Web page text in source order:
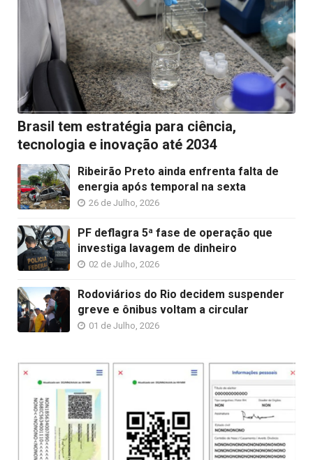
Brasil tem estratégia para ciência,
tecnologia e inovação até 2034
Ribeirão Preto ainda enfrenta falta de
energia após temporal na sexta
26 de Julho, 2026
PF deflagra 5ª fase de operação que
investiga lavagem de dinheiro
02 de Julho, 2026
Rodoviários do Rio decidem suspender
greve e ônibus voltam a circular
01 de Julho, 2026